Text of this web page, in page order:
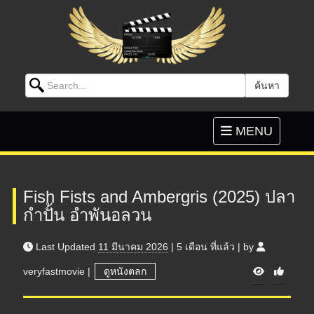
Search for: ค้นหา
Toggle
navigation
MENU
Fish Fists and Ambergris (2025) ปลา
กำปั้น อำพันอลวน
Last Updated 11 มีนาคม 2026 | 5 เดือน ที่แล้ว | by
veryfastmovie | ดูหนังตลก V
i